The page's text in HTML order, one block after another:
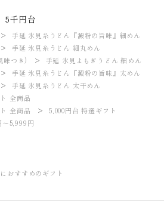
ん
うめん、
特選ギフト
商品
の価格
円～3,999円4,000円台 特選ギフト
春秋冬におすすめのギフ
5千円台
手延 氷見糸うどん『澱粉の旨味』細めん
手延 氷見糸うどん 細丸めん
味つき)
手延 氷見よもぎうどん 細めん
手延 氷見糸うどん『澱粉の旨味』太めん
手延 氷見糸うどん 太干めん
全商品
全商品
5,000円台 特選ギフト
～5,999円
おすすめのギフト